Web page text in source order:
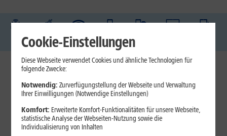
Jetzt unterbrechungsfrei ins sehr gute Netz wechseln.
Ohne doppelte Kosten.*
Cookie-Einstellungen
Diese Webseite verwendet Cookies und ähnliche Technologien für
folgende Zwecke:
Notwendig: Zurverfügungstellung der Webseite und Verwaltung
Ihrer Einwilligungen (Notwendige Einstellungen)
Komfort: Erweiterte Komfort-Funktionalitäten für unsere Webseite,
statistische Analyse der Webseiten-Nutzung sowie die
Individualisierung von Inhalten